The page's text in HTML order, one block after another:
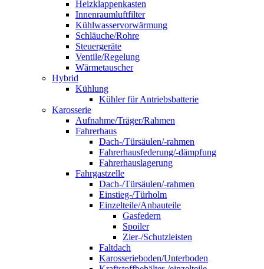
Heizklappenkasten
Innenraumluftfilter
Kühlwasservorwärmung
Schläuche/Rohre
Steuergeräte
Ventile/Regelung
Wärmetauscher
Hybrid
Kühlung
Kühler für Antriebsbatterie
Karosserie
Aufnahme/Träger/Rahmen
Fahrerhaus
Dach-/Türsäulen/-rahmen
Fahrerhausfederung/-dämpfung
Fahrerhauslagerung
Fahrgastzelle
Dach-/Türsäulen/-rahmen
Einstieg-/Türholm
Einzelteile/Anbauteile
Gasfedern
Spoiler
Zier-/Schutzleisten
Faltdach
Karosserieboden/Unterboden